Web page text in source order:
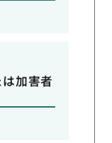
加害者